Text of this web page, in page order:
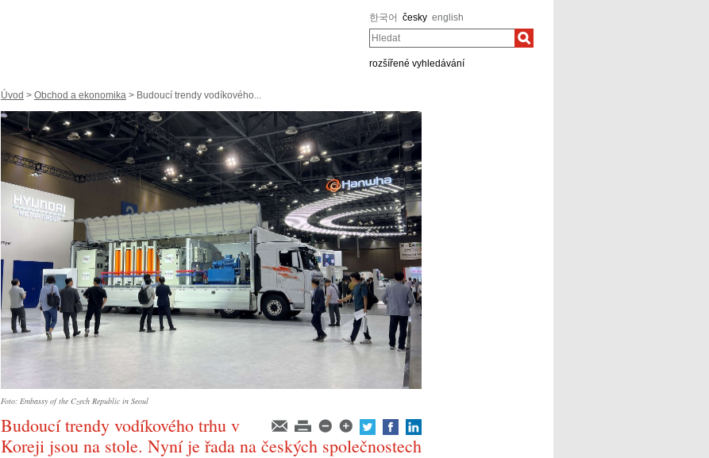
한국어 česky english
Hledat
rozšířené vyhledávání
Úvod > Obchod a ekonomika > Budoucí trendy vodíkového...
Foto: Embassy of the Czech Republic in Seoul
Budoucí trendy vodíkového trhu v
Koreji jsou na stole. Nyní je řada na českých společnostech